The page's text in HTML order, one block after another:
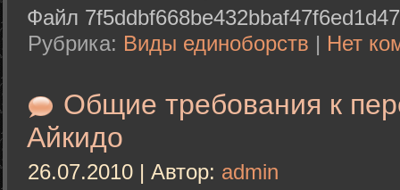
Файл
Рубрика: Виды единоборств | Нет
Общие требования к
Айкидо
26.07.2010 | Автор: admin